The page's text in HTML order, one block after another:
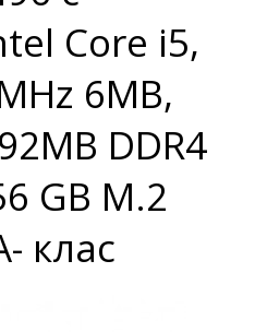
Core i5,
6MB,
DDR4
GB M.2
клас